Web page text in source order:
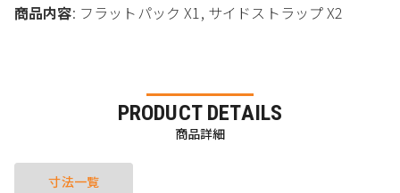
商品内容: フラットパック X1, サイドストラップ X2
PRODUCT DETAILS
商品詳細
寸法一覧